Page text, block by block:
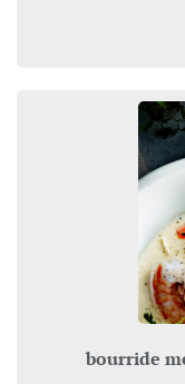
bourride